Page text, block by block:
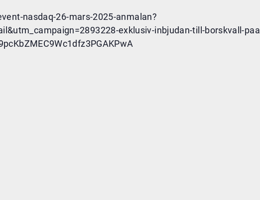
nasdaq-26-mars-2025-anmalan?
exklusiv-inbjudan-till-borskvall-